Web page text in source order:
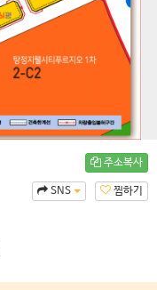
주소복사
찜하기
SNS